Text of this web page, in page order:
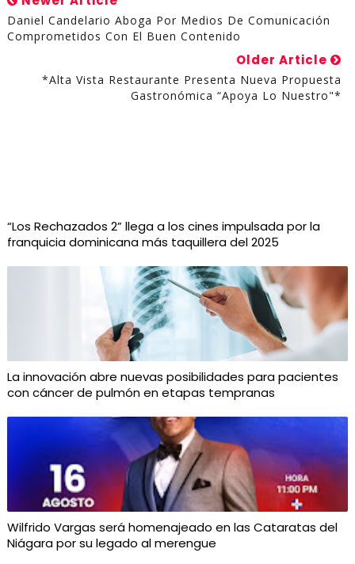
Daniel Candelario Aboga Por Medios De Comunicación
Comprometidos Con El Buen Contenido
Older Article
*Alta Vista Restaurante Presenta Nueva Propuesta
Gastronómica “Apoya Lo Nuestro"*
“Los Rechazados 2” llega a los cines impulsada por la
franquicia dominicana más taquillera del 2025
La innovación abre nuevas posibilidades para pacientes
con cáncer de pulmón en etapas tempranas
Wilfrido Vargas será homenajeado en las Cataratas del
Niágara por su legado al merengue